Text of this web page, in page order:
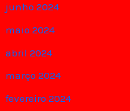
junho 2024
maio 2024
abril 2024
março 2024
fevereiro 2024